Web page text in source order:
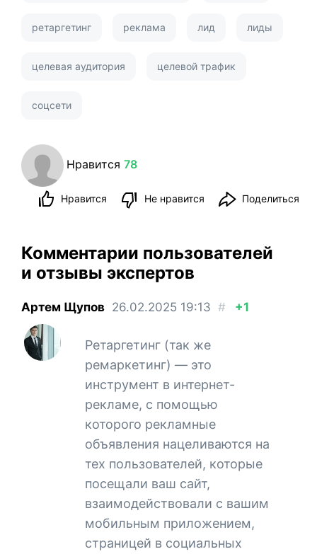
ретаргетинг реклама лид лиды
целевая аудитория целевой трафик
соцсети
Нравится 78
Нравится Не нравится Поделиться
Комментарии пользователей
и отзывы экспертов
Артем Щупов 26.02.2025 19:13 # +1
Ретаргетинг (так же
ремаркетинг) — это
инструмент в интернет-
рекламе, с помощью
которого рекламные
объявления нацеливаются на
тех пользователей, которые
посещали ваш сайт,
взаимодействовали с вашим
мобильным приложением,
страницей в социальных